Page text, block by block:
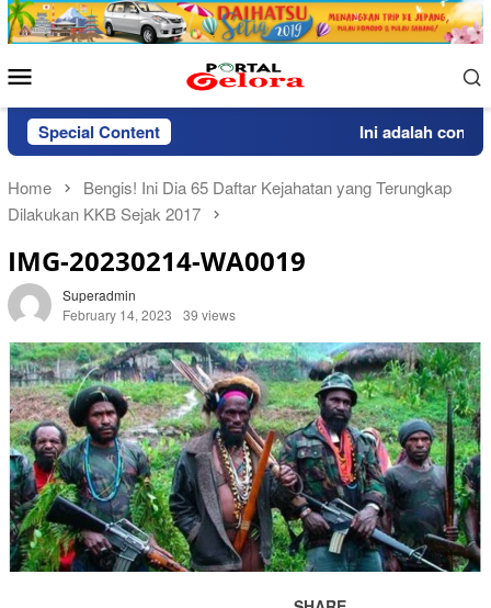
Skip
to
Menu
Special Content Ini adalah contoh
Home
Bengis! Ini Dia 65 Daftar Kejahatan yang Terungkap
Dilakukan KKB Sejak 2017
IMG-20230214-WA0019
Superadmin
February 14, 2023
39 views